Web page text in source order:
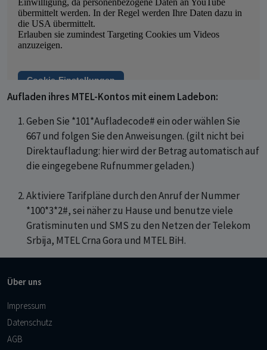
Aufladen ihres MTEL-Kontos mit einem Ladebon:
Geben Sie *101*Aufladecode# ein oder wählen Sie
667 und folgen Sie den Anweisungen. (gilt nicht bei
Direktaufladung: hier wird der Betrag automatisch auf
die eingegebene Rufnummer geladen.)
Aktiviere Tarifpläne durch den Anruf der Nummer
*100*3*2#, sei näher zu Hause und benutze viele
Gratisminuten und SMS zu den Netzen der Telekom
Srbija, MTEL Crna Gora und MTEL BiH.
Über uns
Impressum
Datenschutz
AGB